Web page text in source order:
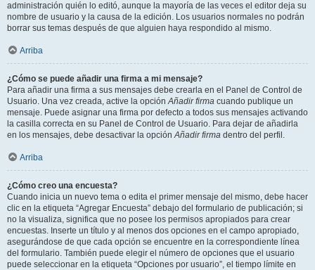
administración quién lo editó, aunque la mayoría de las veces el editor deja su
nombre de usuario y la causa de la edición. Los usuarios normales no podrán
borrar sus temas después de que alguien haya respondido al mismo.
Arriba
¿Cómo se puede añadir una firma a mi mensaje?
Para añadir una firma a sus mensajes debe crearla en el Panel de Control de
Usuario. Una vez creada, active la opciónAñadir firma cuando publique un
mensaje. Puede asignar una firma por defecto a todos sus mensajes activando
la casilla correcta en su Panel de Control de Usuario. Para dejar de añadirla
en los mensajes, debe desactivar la opciónAñadir firma dentro del perfil.
Arriba
¿Cómo creo una encuesta?
Cuando inicia un nuevo tema o edita el primer mensaje del mismo, debe hacer
clic en la etiqueta “Agregar Encuesta” debajo del formulario de publicación; si
no la visualiza, significa que no posee los permisos apropiados para crear
encuestas. Inserte un título y al menos dos opciones en el campo apropiado,
asegurándose de que cada opción se encuentre en la correspondiente línea
del formulario. También puede elegir el número de opciones que el usuario
puede seleccionar en la etiqueta “Opciones por usuario”, el tiempo límite en